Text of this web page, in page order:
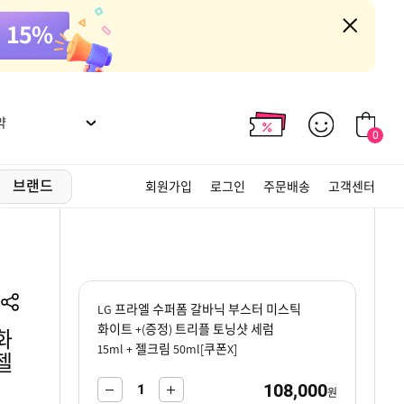
0
브랜드 회원가입 로그인 주문배송 고객센터
LG 프라엘 수퍼폼 갈바닉 부스터 미스틱
화이트 +(증정) 트리플 토닝샷 세럼
15ml + 젤크림 50ml[쿠폰X]
108,000원